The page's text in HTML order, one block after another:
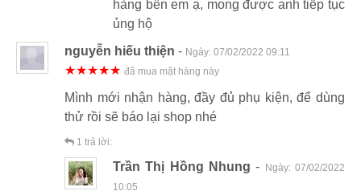
hàng bên em ạ, mong được anh tiếp tục
ủng hộ
nguyễn hiếu thiện - Ngày: 07/02/2022 09:11
★★★★★ đã mua mặt hàng này
Mình mới nhận hàng, đầy đủ phụ kiện, để dùng
thử rồi sẽ báo lại shop nhé
1 trả lời:
Trần Thị Hồng Nhung - Ngày:07/02/2022
10:05